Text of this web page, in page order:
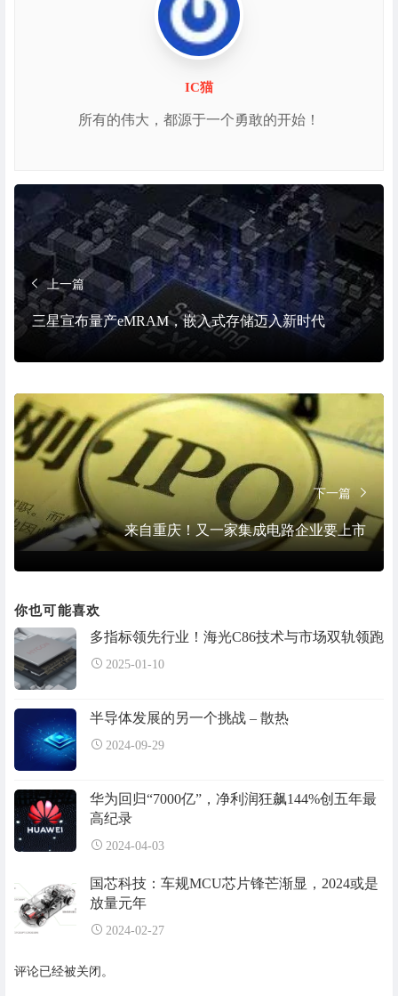
IC猫
所有的伟大，都源于一个勇敢的开始！
上一篇
三星宣布量产eMRAM，嵌入式存储迈入新时代
下一篇
来自重庆！又一家集成电路企业要上市
你也可能喜欢
多指标领先行业！海光C86技术与市场双轨领跑
2025-01-10
半导体发展的另一个挑战 – 散热
2024-09-29
华为回归“7000亿”，净利润狂飙144%创五年最
高纪录
2024-04-03
国芯科技：车规MCU芯片锋芒渐显，2024或是
放量元年
2024-02-27
评论已经被关闭。